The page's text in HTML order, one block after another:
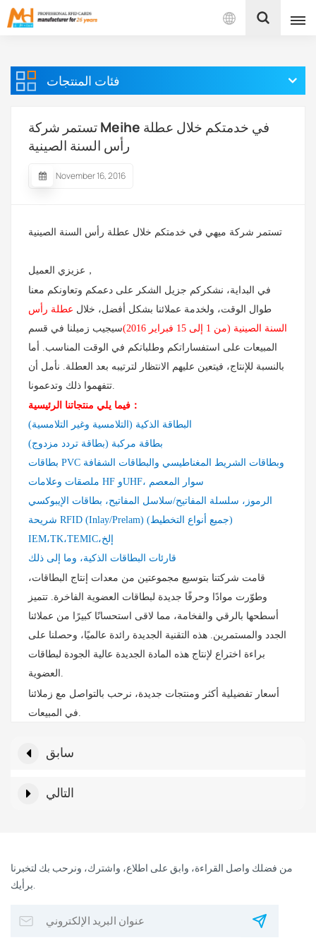
بالعربية
Français
فئات المنتجات
تستمر شركة Meihe في خدمتكم خلال عطلة
رأس السنة الصينية
November 16, 2016
تستمر شركة ميهي في خدمتكم خلال عطلة رأس السنة الصينية
عزيزي العميل ，
في البداية، نشكركم جزيل الشكر على دعمكم وتعاونكم معنا
طوال الوقت، ولخدمة عملائنا بشكل أفضل، خلال عطلة رأس
السنة الصينية (من 1 إلى 15 فبراير 2016)
سيجيب زميلنا في قسم
المبيعات على استفساراتكم وطلباتكم في الوقت المناسب. أما
بالنسبة للإنتاج، فيتعين عليهم الانتظار لترتيبه بعد العطلة. نأمل أن
تتفهموا ذلك وتدعمونا.
فيما يلي منتجاتنا الرئيسية ：
البطاقة الذكية (التلامسية وغير التلامسية)
بطاقة مركبة (بطاقة تردد مزدوج)
بطاقات PVC وبطاقات الشريط المغناطيسي والبطاقات الشفافة
ملصقات وعلامات HF وUHF، سوار المعصم
الرموز، سلسلة المفاتيح/سلاسل المفاتيح، بطاقات الإيبوكسي
شريحة RFID (Inlay/Prelam) (جميع أنواع التخطيط)
IEM،TK،TEMIC،إلخ
قارئات البطاقات الذكية، وما إلى ذلك
قامت شركتنا بتوسيع مجموعتين من معدات إنتاج البطاقات،
وطوّرت موادًا وحرفًا جديدة لبطاقات العضوية الفاخرة. تتميز
أسطحها بالرقي والفخامة، مما لاقى استحسانًا كبيرًا من عملائنا
الجدد والمستمرين. هذه التقنية الجديدة رائدة عالميًا، وحصلنا على
براءة اختراع لإنتاج هذه المادة الجديدة عالية الجودة لبطاقات
العضوية.
أسعار تفضيلية أكثر ومنتجات جديدة، نرحب بالتواصل مع زملائنا
في المبيعات.
سابق
التالي
من فضلك واصل القراءة، وابق على اطلاع، واشترك، ونرحب بك لتخبرنا
برأيك.